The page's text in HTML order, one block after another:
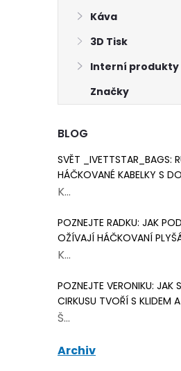
Káva
3D Tisk
Interní produkty
Značky
BLOG
SVĚT _IVETTSTAR_BAGS:
HÁČKOVANÉ KABELKY S
K...
POZNEJTE RADKU: JAK
OŽÍVAJÍ HÁČKOVANÍ
K...
POZNEJTE VERONIKU: JAK
CIRKUSU TVOŘÍ S KLIDEM
Š...
Archiv